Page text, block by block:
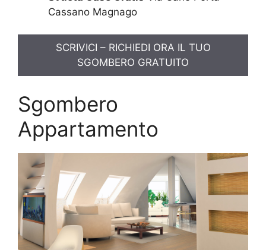
Cassano Magnago
SCRIVICI – RICHIEDI ORA IL TUO
SGOMBERO GRATUITO
Sgombero
Appartamento